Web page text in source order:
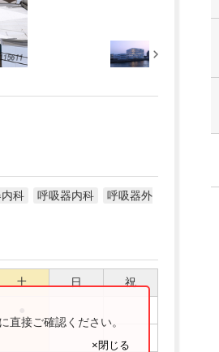
科 呼吸器内科
呼吸器外
土 日 祝
直接ご確認ください。
×閉じる